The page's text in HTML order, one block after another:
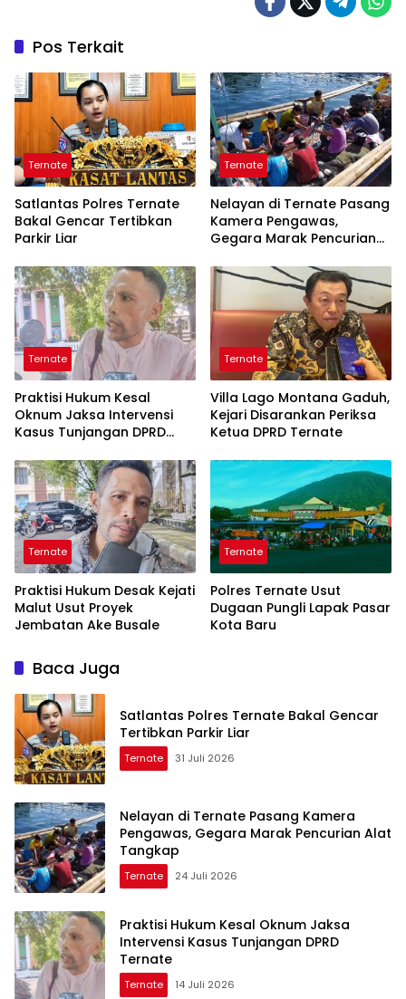
Pos Terkait
Ternate
Satlantas Polres Ternate
Bakal Gencar Tertibkan
Parkir Liar
Ternate
Nelayan di Ternate Pasang
Kamera Pengawas,
Gegara Marak Pencurian
Ternate
Praktisi Hukum Kesal
Oknum Jaksa Intervensi
Kasus Tunjangan DPRD
Ternate
Villa Lago Montana Gaduh,
Kejari Disarankan Periksa
Ketua DPRD Ternate
Ternate
Praktisi Hukum Desak Kejati
Malut Usut Proyek
Jembatan Ake Busale
Ternate
Polres Ternate Usut
Dugaan Pungli Lapak Pasar
Kota Baru
Baca Juga
Satlantas Polres Ternate Bakal Gencar
Tertibkan Parkir Liar
Ternate 31 Juli 2026
Nelayan di Ternate Pasang Kamera
Pengawas, Gegara Marak Pencurian Alat
Tangkap
Ternate 24 Juli 2026
Praktisi Hukum Kesal Oknum Jaksa
Intervensi Kasus Tunjangan DPRD
Ternate
Ternate 14 Juli 2026